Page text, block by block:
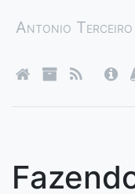
Antonio Terceiro